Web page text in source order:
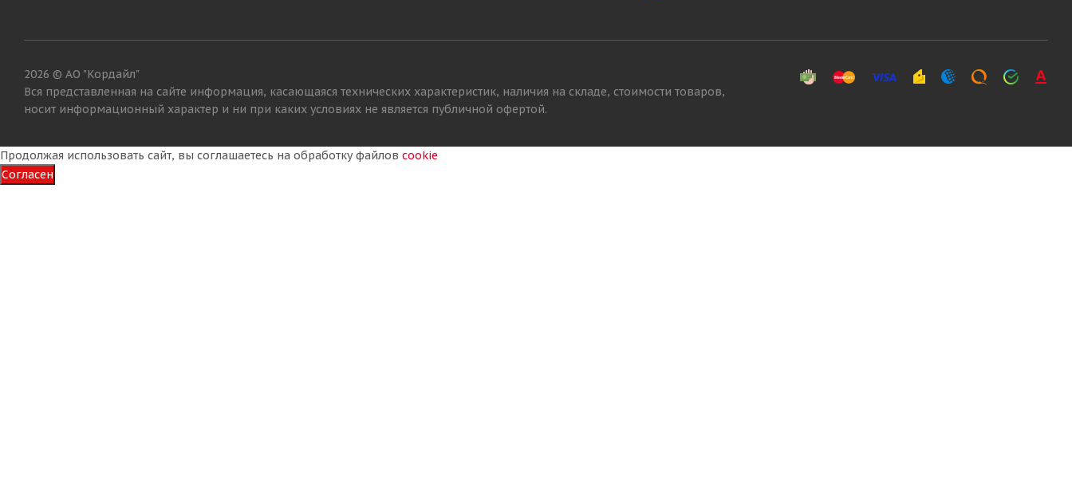
2026 © АО "Кордайл"
Вся представленная на сайте информация, касающаяся технических характеристик, наличия на складе, стоимости товаров,
носит информационный характер и ни при каких условиях не является публичной офертой.
Продолжая использовать сайт, вы соглашаетесь на обработку файлов cookie
Согласен